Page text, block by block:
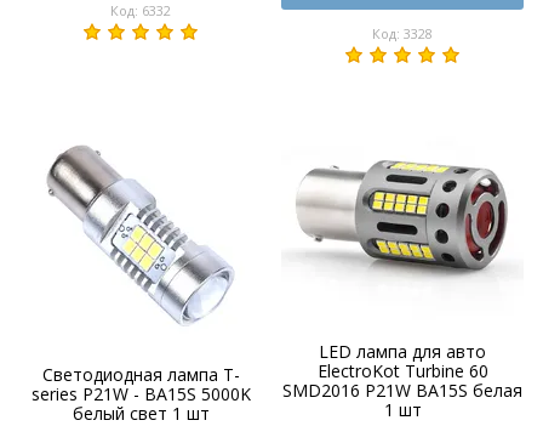
Код: 6332
Код: 3328
Светодиодная лампа T-
series P21W - BA15S 5000K
белый свет 1 шт
LED лампа для авто
ElectroKot Turbine 60
SMD2016 P21W BA15S белая
1 шт